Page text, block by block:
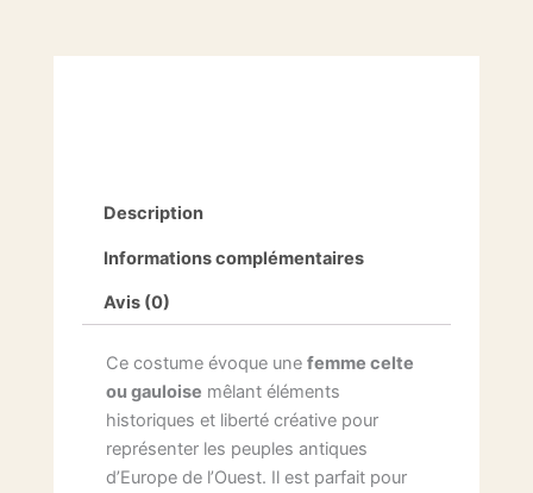
Description
Informations complémentaires
Avis (0)
Ce costume évoque unefemme celte
ou gauloise mêlant éléments
historiques et liberté créative pour
représenter les peuples antiques
d’Europe de l’Ouest. Il est parfait pour